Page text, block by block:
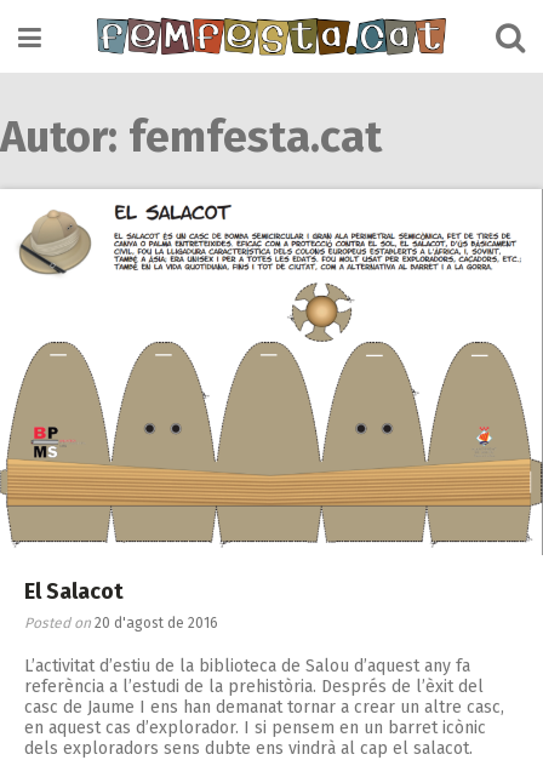
content
Autor: femfesta.cat
El Salacot
Posted on 20 d'agost de 2016
L’activitat d’estiu de la biblioteca de Salou d’aquest any fa
referència a l’estudi de la prehistòria. Després de l’èxit del
casc de Jaume I ens han demanat tornar a crear un altre casc,
en aquest cas d’explorador. I si pensem en un barret icònic
dels exploradors sens dubte ens vindrà al cap el salacot.